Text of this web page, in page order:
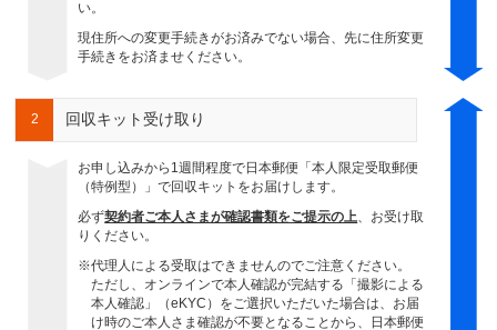
い。
現住所への変更手続きがお済みでない場合、先に住所変更
手続きをお済ませください。
2 回収キット受け取り
お申し込みから1週間程度で日本郵便「本人限定受取郵便
（特例型）」で回収キットをお届けします。
必ず契約者ご本人さまが確認書類をご提示の上
、お受け取
りください。
※代理人による受取はできませんのでご注意ください。
ただし、オンラインで本人確認が完結する「撮影による
本人確認」（eKYC）をご選択いただいた場合は、お届
け時のご本人さま確認が不要となることから、日本郵便